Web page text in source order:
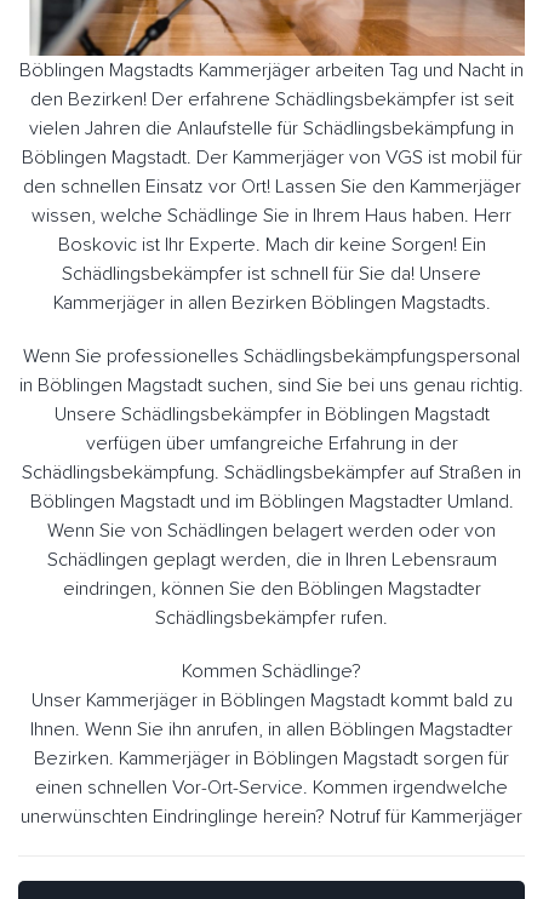
Böblingen Magstadts Kammerjäger arbeiten Tag und Nacht in
den Bezirken! Der erfahrene Schädlingsbekämpfer ist seit
vielen Jahren die Anlaufstelle für Schädlingsbekämpfung in
Böblingen Magstadt. Der Kammerjäger von VGS ist mobil für
den schnellen Einsatz vor Ort! Lassen Sie den Kammerjäger
wissen, welche Schädlinge Sie in Ihrem Haus haben. Herr
Boskovic ist Ihr Experte. Mach dir keine Sorgen! Ein
Schädlingsbekämpfer ist schnell für Sie da! Unsere
Kammerjäger in allen Bezirken Böblingen Magstadts.
Wenn Sie professionelles Schädlingsbekämpfungspersonal
in Böblingen Magstadt suchen, sind Sie bei uns genau richtig.
Unsere Schädlingsbekämpfer in Böblingen Magstadt
verfügen über umfangreiche Erfahrung in der
Schädlingsbekämpfung. Schädlingsbekämpfer auf Straßen in
Böblingen Magstadt und im Böblingen Magstadter Umland.
Wenn Sie von Schädlingen belagert werden oder von
Schädlingen geplagt werden, die in Ihren Lebensraum
eindringen, können Sie den Böblingen Magstadter
Schädlingsbekämpfer rufen.
Kommen Schädlinge?
Unser Kammerjäger in Böblingen Magstadt kommt bald zu
Ihnen. Wenn Sie ihn anrufen, in allen Böblingen Magstadter
Bezirken. Kammerjäger in Böblingen Magstadt sorgen für
einen schnellen Vor-Ort-Service. Kommen irgendwelche
unerwünschten Eindringlinge herein? Notruf für Kammerjäger